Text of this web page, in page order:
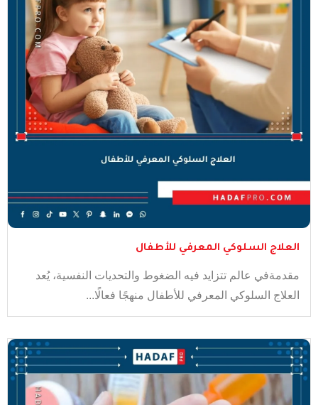
العلاج السلوكي المعرفي للأطفال
مقدمةفي عالم تتزايد فيه الضغوط والتحديات النفسية، يُعد
العلاج السلوكي المعرفي للأطفال منهجًا فعالًا...